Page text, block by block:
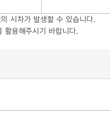
시차가 발생할 수 있습니다.
용해주시기 바랍니다.